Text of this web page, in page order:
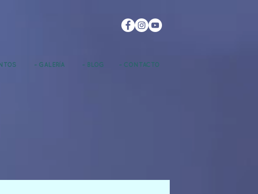
~ GALERÍA ~ BLOG ~ CONTACTO